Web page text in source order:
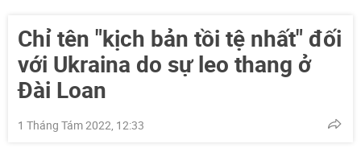
Chỉ tên "kịch bản tồi tệ nhất" đối
với Ukraina do sự leo thang ở
Đài Loan
1 Tháng Tám 2022, 12:33